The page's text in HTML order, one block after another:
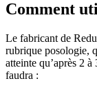
Comment
Le fabricant de
rubrique posologie,
atteinte qu’après 2
faudra :